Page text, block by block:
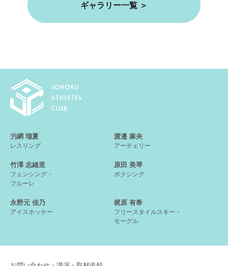
ギャラリー一覧 ＞
屶網 瑠夏
レスリング
渡邉 麻央
アーチェリー
竹澤 志緒里
フェンシング・
フルーレ
原田 美琴
ボクシング
永野元 佳乃
アイスホッケー
梶原 有希
フリースタイルスキー・
モーグル